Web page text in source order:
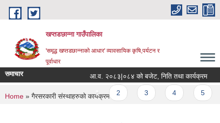
Skip to main content
खप्तडछान्ना गाउँपालिका
'समृद्ध खप्तडछान्नाको आधार' व्यावसायिक कृषि,पर्यटन र
पूर्वाधार
समाचार आ.व. २०८३|०८४ को बजेट, निति तथा कार्यक्रम
Pages
1 2
You are here
Home » गैरसरकारी स‌ंस्थाहरुको कार्यक्रम